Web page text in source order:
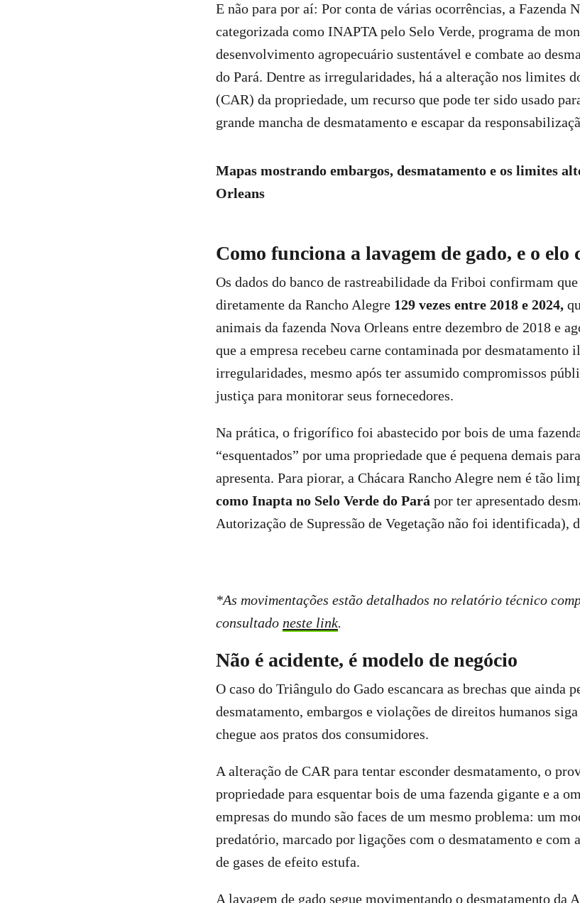
E não para por aí: Por conta de várias ocorrências, a Fazenda
categorizada como INAPTA pelo Selo Verde, programa de
desenvolvimento agropecuário sustentável e combate ao
do Pará. Dentre as irregularidades, há a alteração nos limites
(CAR) da propriedade, um recurso que pode ter sido usado
grande mancha de desmatamento e escapar da
Mapas mostrando embargos, desmatamento e os limites
Orleans
Como funciona a lavagem de gado, e o elo
Os dados do banco de rastreabilidade da Friboi confirmam
diretamente da Rancho Alegre 129 vezes entre 2018 e 2024,
animais da fazenda Nova Orleans entre dezembro de 2018 e
que a empresa recebeu carne contaminada por desmatamento
irregularidades, mesmo após ter assumido compromissos
justiça para monitorar seus fornecedores.
Na prática, o frigorífico foi abastecido por bois de uma
“esquentados” por uma propriedade que é pequena demais
apresenta. Para piorar, a Chácara Rancho Alegre nem é tão
como Inapta no Selo Verde do Pará por ter apresentado
Autorização de Supressão de Vegetação não foi identificada),
*As movimentações estão detalhados no relatório técnico
consultado neste link.
Não é acidente, é modelo de negócio
O caso do Triângulo do Gado escancara as brechas que ainda
desmatamento, embargos e violações de direitos humanos
chegue aos pratos dos consumidores.
A alteração de CAR para tentar esconder desmatamento, o
propriedade para esquentar bois de uma fazenda gigante e a
empresas do mundo são faces de um mesmo problema: um
predatório, marcado por ligações com o desmatamento e com
de gases de efeito estufa.
A lavagem de gado segue movimentando o desmatamento da